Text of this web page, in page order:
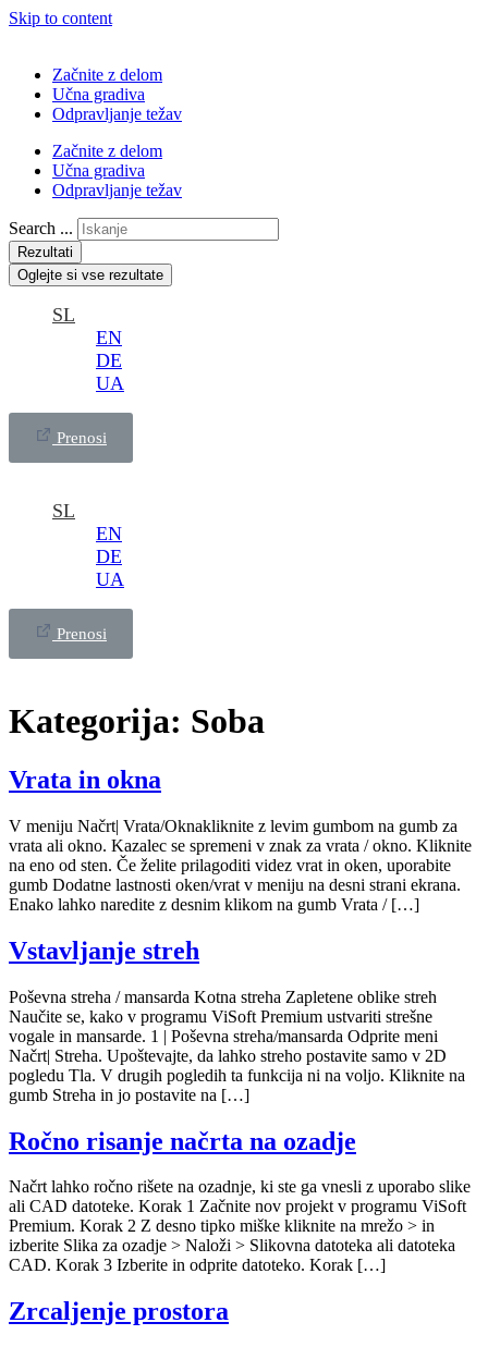
Skip to content
Začnite z delom
Učna gradiva
Odpravljanje težav
Začnite z delom
Učna gradiva
Odpravljanje težav
Search ...
Rezultati
Oglejte si vse rezultate
SL
EN
DE
UA
Prenosi
SL
EN
DE
UA
Prenosi
Kategorija: Soba
Vrata in okna
V meniju Načrt| Vrata/Oknakliknite z levim gumbom na gumb za
vrata ali okno. Kazalec se spremeni v znak za vrata / okno. Kliknite
na eno od sten. Če želite prilagoditi videz vrat in oken, uporabite
gumb Dodatne lastnosti oken/vrat v meniju na desni strani ekrana.
Enako lahko naredite z desnim klikom na gumb Vrata / […]
Vstavljanje streh
Poševna streha / mansarda Kotna streha Zapletene oblike streh
Naučite se, kako v programu ViSoft Premium ustvariti strešne
vogale in mansarde. 1 | Poševna streha/mansarda Odprite meni
Načrt| Streha. Upoštevajte, da lahko streho postavite samo v 2D
pogledu Tla. V drugih pogledih ta funkcija ni na voljo. Kliknite na
gumb Streha in jo postavite na […]
Ročno risanje načrta na ozadje
Načrt lahko ročno rišete na ozadnje, ki ste ga vnesli z uporabo slike
ali CAD datoteke. Korak 1 Začnite nov projekt v programu ViSoft
Premium. Korak 2 Z desno tipko miške kliknite na mrežo > in
izberite Slika za ozadje > Naloži > Slikovna datoteka ali datoteka
CAD. Korak 3 Izberite in odprite datoteko. Korak […]
Zrcaljenje prostora